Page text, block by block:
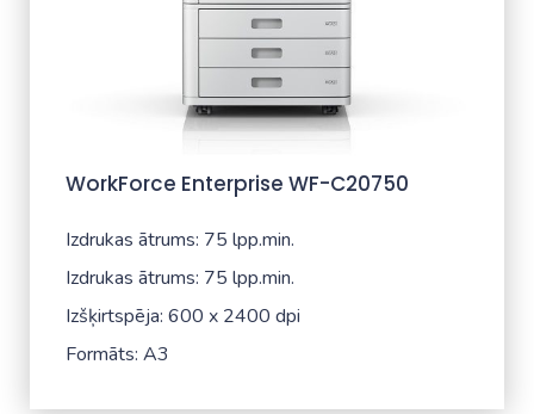
WorkForce Enterprise WF-C20750
Izdrukas ātrums: 75 lpp.min.
Izdrukas ātrums: 75 lpp.min.
Izšķirtspēja: 600 x 2400 dpi
Formāts: A3